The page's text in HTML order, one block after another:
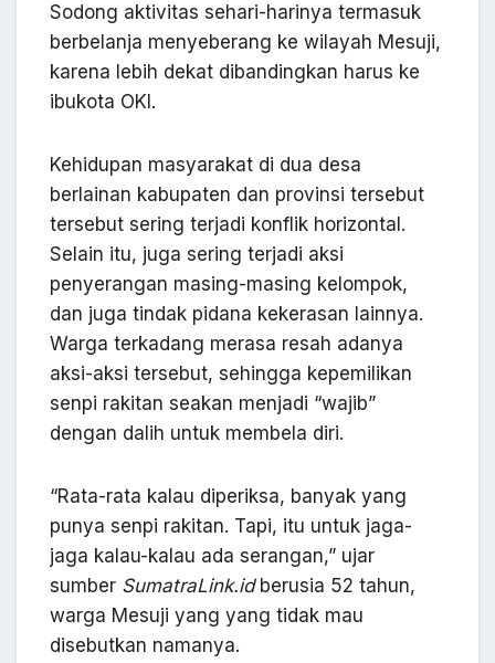
Sodong aktivitas sehari-harinya termasuk
berbelanja menyeberang ke wilayah Mesuji,
karena lebih dekat dibandingkan harus ke
ibukota OKI.
Kehidupan masyarakat di dua desa
berlainan kabupaten dan provinsi tersebut
tersebut sering terjadi konflik horizontal.
Selain itu, juga sering terjadi aksi
penyerangan masing-masing kelompok,
dan juga tindak pidana kekerasan lainnya.
Warga terkadang merasa resah adanya
aksi-aksi tersebut, sehingga kepemilikan
senpi rakitan seakan menjadi “wajib”
dengan dalih untuk membela diri.
“Rata-rata kalau diperiksa, banyak yang
punya senpi rakitan. Tapi, itu untuk jaga-
jaga kalau-kalau ada serangan,” ujar
sumber SumatraLink.idberusia 52 tahun,
warga Mesuji yang yang tidak mau
disebutkan namanya.